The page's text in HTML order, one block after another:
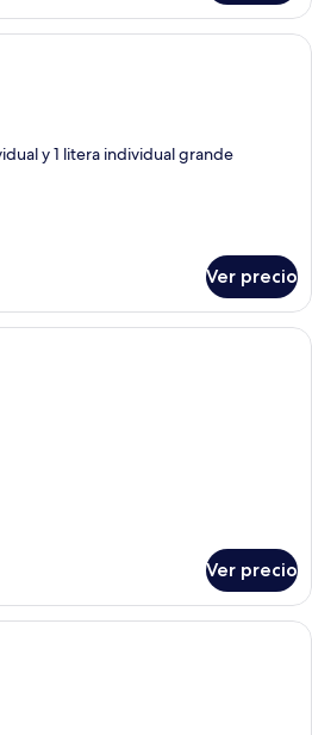
Una habitación tipo dormitorio con
y 1 litera individual grande
Ver precio
Un dormitorio con cama, mesita de
Ver precio